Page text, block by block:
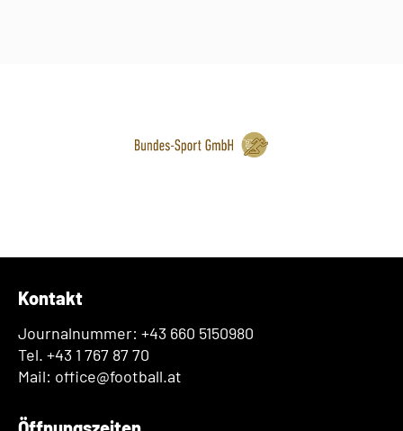
Kontakt
Journalnummer: +43 660 5150980
Tel. +43 1 767 87 70
Mail: office@football.at